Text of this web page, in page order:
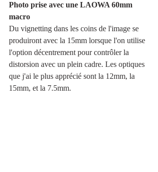
Photo prise avec une LAOWA 60mm
macro
Du vignetting dans les coins de l'image se
produiront avec la 15mm lorsque l'on utilise
l'option décentrement pour contrôler la
distorsion avec un plein cadre. Les optiques
que j'ai le plus apprécié sont la 12mm, la
15mm, et la 7.5mm.